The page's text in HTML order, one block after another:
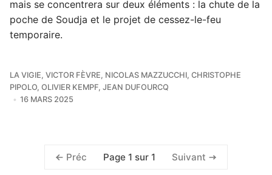
mais se concentrera sur deux éléments : la chute de la
poche de Soudja et le projet de cessez-le-feu
temporaire.
LA VIGIE, VICTOR FÈVRE, NICOLAS MAZZUCCHI, CHRISTOPHE
PIPOLO, OLIVIER KEMPF, JEAN DUFOURCQ
16 MARS 2025
Préc Page 1 sur 1 Suivant